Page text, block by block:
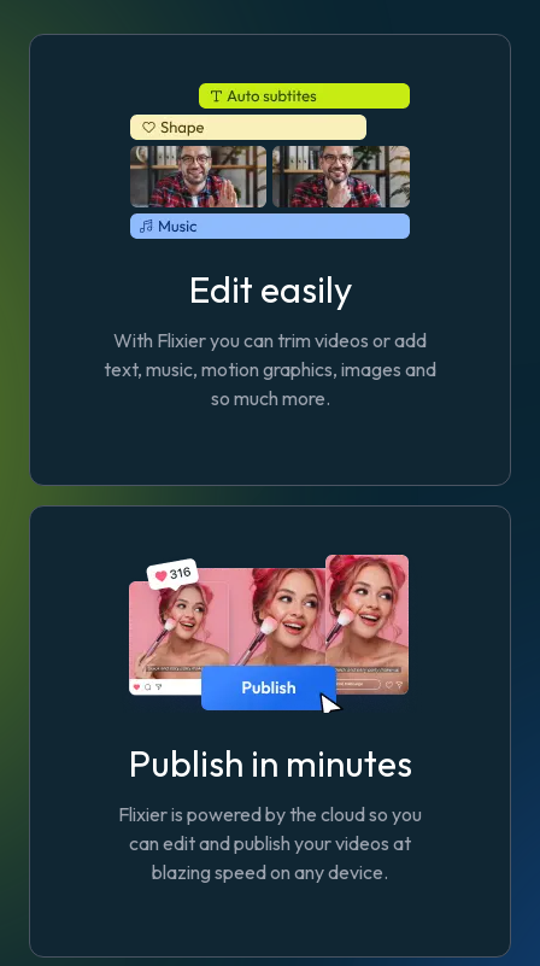
Edit easily
With Flixier you can trim videos or add
text, music, motion graphics, images and
so much more.
Publish in minutes
Flixier is powered by the cloud so you
can edit and publish your videos at
blazing speed on any device.